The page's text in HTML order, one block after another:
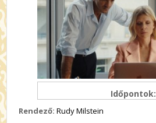
Időpontok:
Rendező: Rudy Milstein